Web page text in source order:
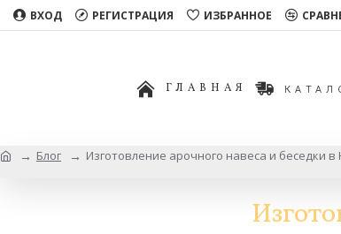
ВХОД РЕГИСТРАЦИЯ ИЗБРАННОЕ
ГЛАВНАЯ
Блог Изготовление арочного навеса и беседки в